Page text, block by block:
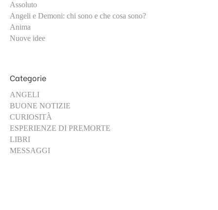
Assoluto
Angeli e Demoni: chi sono e che cosa sono?
Anima
Nuove idee
Categorie
ANGELI
BUONE NOTIZIE
CURIOSITÀ
ESPERIENZE DI PREMORTE
LIBRI
MESSAGGI